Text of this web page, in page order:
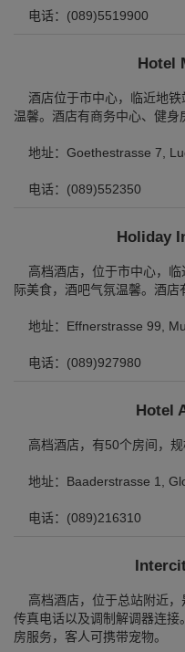
电话：(089)5519900
Hotel
酒店位于市中心，临近地铁
温馨。酒店有商务中心、健
地址：Goethestrasse 7,
电话：(089)552350
Holiday
高档酒店，位于市中心，临
际美食，酒吧气氛温馨。酒
地址：Effnerstrasse 99,
电话：(089)927980
Hotel
高档酒店，有50个房间，规
地址：Baaderstrasse 1,
电话：(089)216310
高档酒店，位于总站附近，
传真电话以及调制解调器连
房服务，客人可携带宠物。